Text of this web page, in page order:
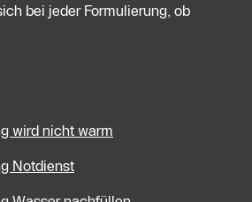
bei jeder Formulierung, ob
wird nicht warm
Notdienst